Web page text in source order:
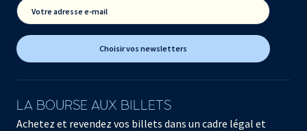
Votre adresse e-mail
Choisir vos newsletters
LA BOURSE AUX BILLETS
Achetez et revendez vos billets dans un cadre légal et